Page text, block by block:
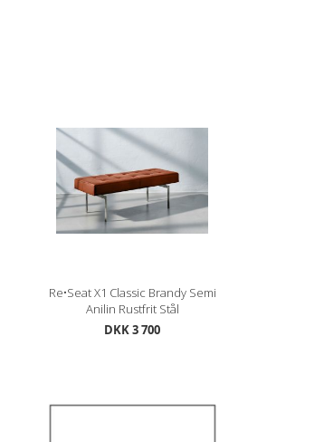
Re•Seat X1 Classic Brandy Semi
Anilin Rustfrit Stål
DKK 3 700